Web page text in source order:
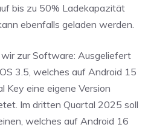
bis zu 50% Ladekapazität
ebenfalls geladen werden.
zur Software: Ausgeliefert
3.5, welches auf Android 15
Key eine eigene Version
Im dritten Quartal 2025 soll
welches auf Android 16